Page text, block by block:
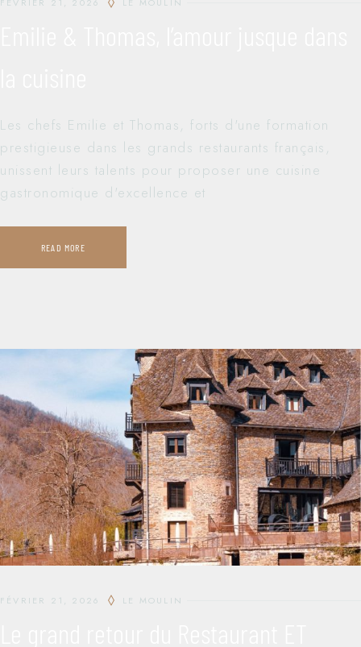
FÉVRIER 21, 2026 LE MOULIN
Les chefs Emilie et Thomas, forts d'une formation
prestigieuse dans les grands restaurants français,
unissent leurs talents pour proposer une cuisine
gastronomique d'excellence et
READ MORE
FÉVRIER 21, 2026 LE MOULIN